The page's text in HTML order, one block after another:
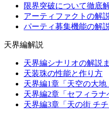
限界突破について徹底
アーティファクトの解説
パーティ募集機能の解説
天界編解説
天界編シナリオの解説
天装珠の性能と作り方
天界編1章「天空の大地
天界編2章「セフィラナ
天界編3章「天の街 チチ